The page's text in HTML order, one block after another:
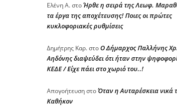
Ελένη Α.στοΉρθε η σειρά της Λεωφ.
τα έργα της αποχέτευσης! Ποιες οι πρώτες
κυκλοφοριακές ρυθμίσεις
Δημήτρης Καρ.στοΟ Δήμαρχος Παλλήνης Χρ.
Αηδόνης διαψεύδει ότι ήταν στην
ΚΕΔΕ / Είχε πάει στο χωριό του..!
ΑπογοήτευσηστοΌταν η Αυταρέσκεια νικά
Καθήκον